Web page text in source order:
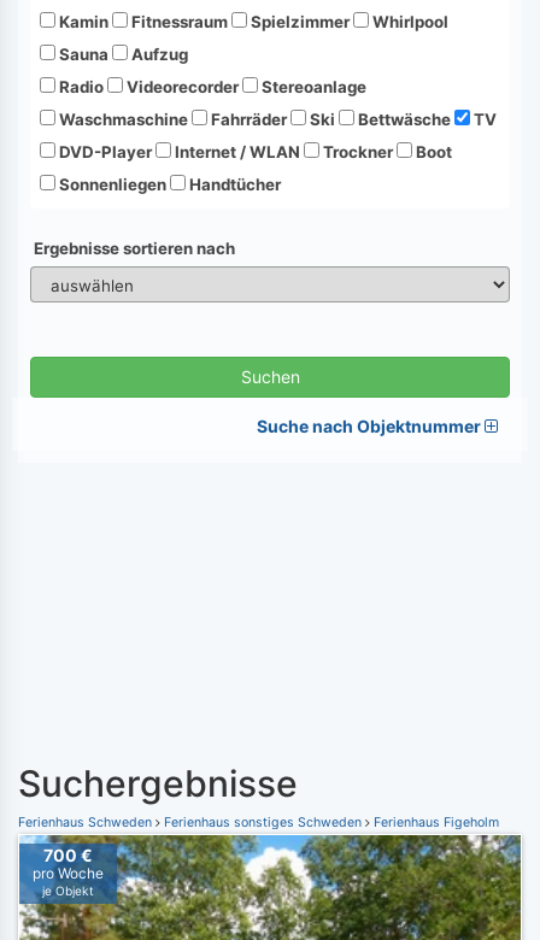
Kamin
Fitnessraum Spielzimmer
Whirlpool
Sauna
Aufzug
Radio
Videorecorder
Stereoanlage
Waschmaschine
Fahrräder Ski Bettwäsche
TV
DVD-Player
Internet / WLAN Trockner
Boot
Sonnenliegen
Handtücher
Ergebnisse sortieren nach
Suchen
Suche nach Objektnummer
Suchergebnisse
Ferienhaus Schweden Ferienhaus sonstiges Schweden Ferienhaus Figeholm
700 €
pro Woche
je Objekt